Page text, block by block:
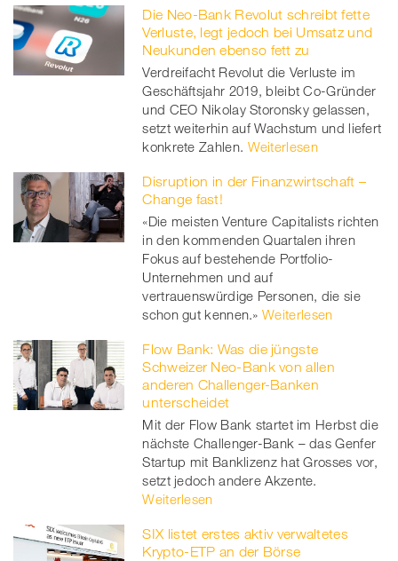
Die Neo-Bank Revolut schreibt fette
Verluste, legt jedoch bei Umsatz und
Neukunden ebenso fett zu
Verdreifacht Revolut die Verluste im
Geschäftsjahr 2019, bleibt Co-Gründer
und CEO Nikolay Storonsky gelassen,
setzt weiterhin auf Wachstum und liefert
konkrete Zahlen. Weiterlesen
Disruption in der Finanzwirtschaft –
Change fast!
«Die meisten Venture Capitalists richten
in den kommenden Quartalen ihren
Fokus auf bestehende Portfolio-
Unternehmen und auf
vertrauenswürdige Personen, die sie
schon gut kennen.» Weiterlesen
Flow Bank: Was die jüngste
Schweizer Neo-Bank von allen
anderen Challenger-Banken
unterscheidet
Mit der Flow Bank startet im Herbst die
nächste Challenger-Bank – das Genfer
Startup mit Banklizenz hat Grosses vor,
setzt jedoch andere Akzente.
Weiterlesen
SIX listet erstes aktiv verwaltetes
Krypto-ETP an der Börse